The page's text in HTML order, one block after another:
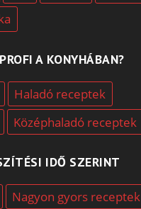
A KONYHÁBAN?
Haladó receptek
Középhaladó receptek
IDŐ SZERINT
Nagyon gyors receptek